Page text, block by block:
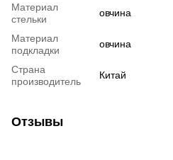
Материал
стельки
овчина
Материал
подкладки
овчина
Страна
производитель
Китай
Отзывы